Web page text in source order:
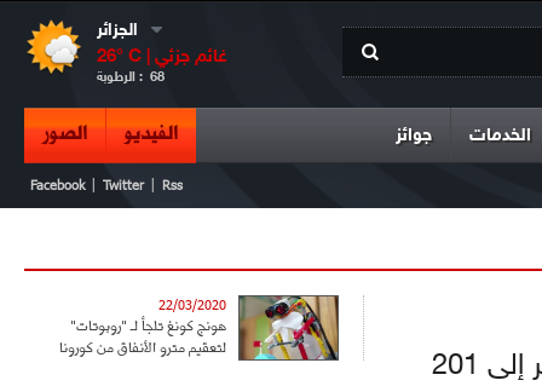
الجزائر
26° C | غائم جزئي
الرطوبة : 68
الخدمات جوائز الفيديو الصور
Facebook Twitter Rss
ارتفعت حالات الإصابة المؤكدة بفيروس كورونا في الجزائر إلى 201
22/03/2020
هونج كونغ تلجأ لـ "روبوتات"
لتعقيم مترو الأنفاق من كورونا